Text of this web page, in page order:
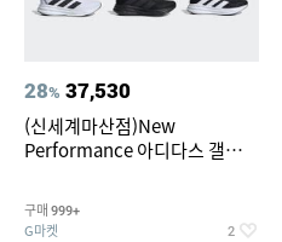
28% 37,530
(신세계마산점)New
Performance 아디다스 갤럭시
구매 999+
G마켓 2